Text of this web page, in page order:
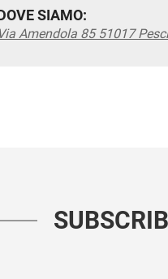
SIAMO:
Via Amendola 85 51017